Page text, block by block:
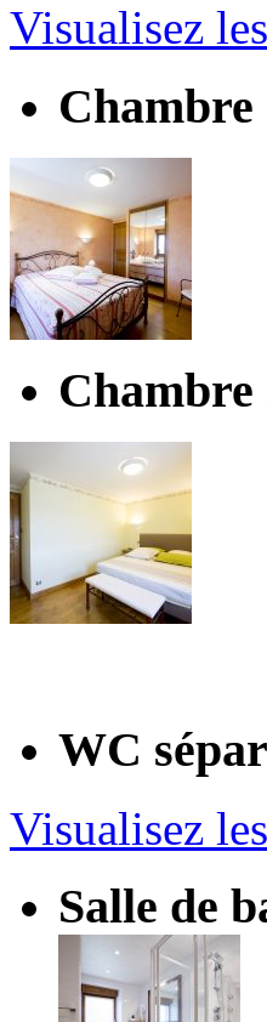
Visualisez
Chambre
Chambre
WC
Visualisez
Salle de